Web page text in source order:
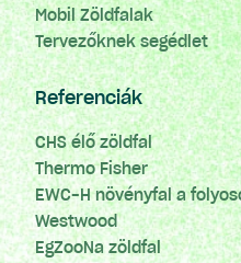
Mobil Zöldfalak
Tervezőknek segédlet
Referenciák
CHS élő zöldfal
Thermo Fisher
EWC-H növényfal a
Westwood
EgZooNa zöldfal